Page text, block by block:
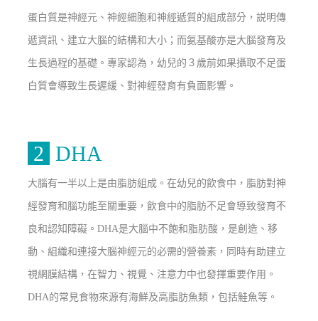
蛋白質是神經元、神經細胞和神經遞質的組成部分，説明傳
遞資訊、建立大腦的結構和大小；而氨基酸亦是大腦發育及
生長過程的基礎。專家認為，幼兒的３歲前如果攝取不足蛋
白質會導致生長遲緩、對神經發育有負面影響。
2 DHA
大腦有一半以上是由脂肪組成。在幼兒的飲食中，脂肪對神
經發育和腦功能至關重要，飲食中的脂肪不足會導致發育不
良和認知障礙。DHA是大腦中不飽和脂肪酸，是創造、移
動、組織和連接大腦神經元的必需的營養素，同時有助建立
視網膜結構，在智力、視覺、注意力中也發揮重要作用。
DHA的常見食物來源有海鮮及高脂肪魚類，包括鮭魚等。